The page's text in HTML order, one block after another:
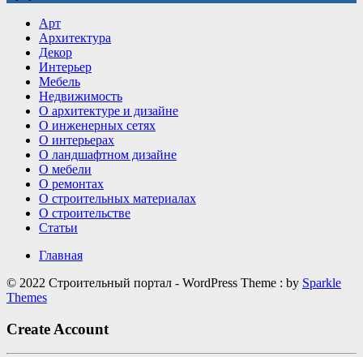
Арт
Архитектура
Декор
Интерьер
Мебель
Недвижимость
О архитектуре и дизайне
О инженерных сетях
О интерьерах
О ландшафтном дизайне
О мебели
О ремонтах
О строительных материалах
О строительстве
Статьи
Главная
© 2022 Строительный портал - WordPress Theme : by Sparkle
Themes
Create Account